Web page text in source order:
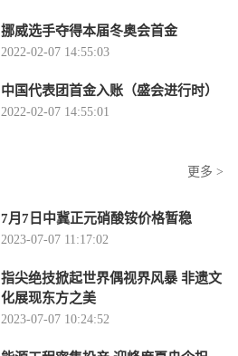
挪威选手夺得本届冬奥会首金
2022-02-07 14:55:03
中国代表团首金入账（盛会进行时）
2022-02-07 14:55:01
更多 >
7月7日中冀正元硝酸铵价格暂稳
2023-07-07 11:17:02
指尖绝技掀起世界偶视界风暴 非遗文
化展现东方之美
2023-07-07 10:24:52